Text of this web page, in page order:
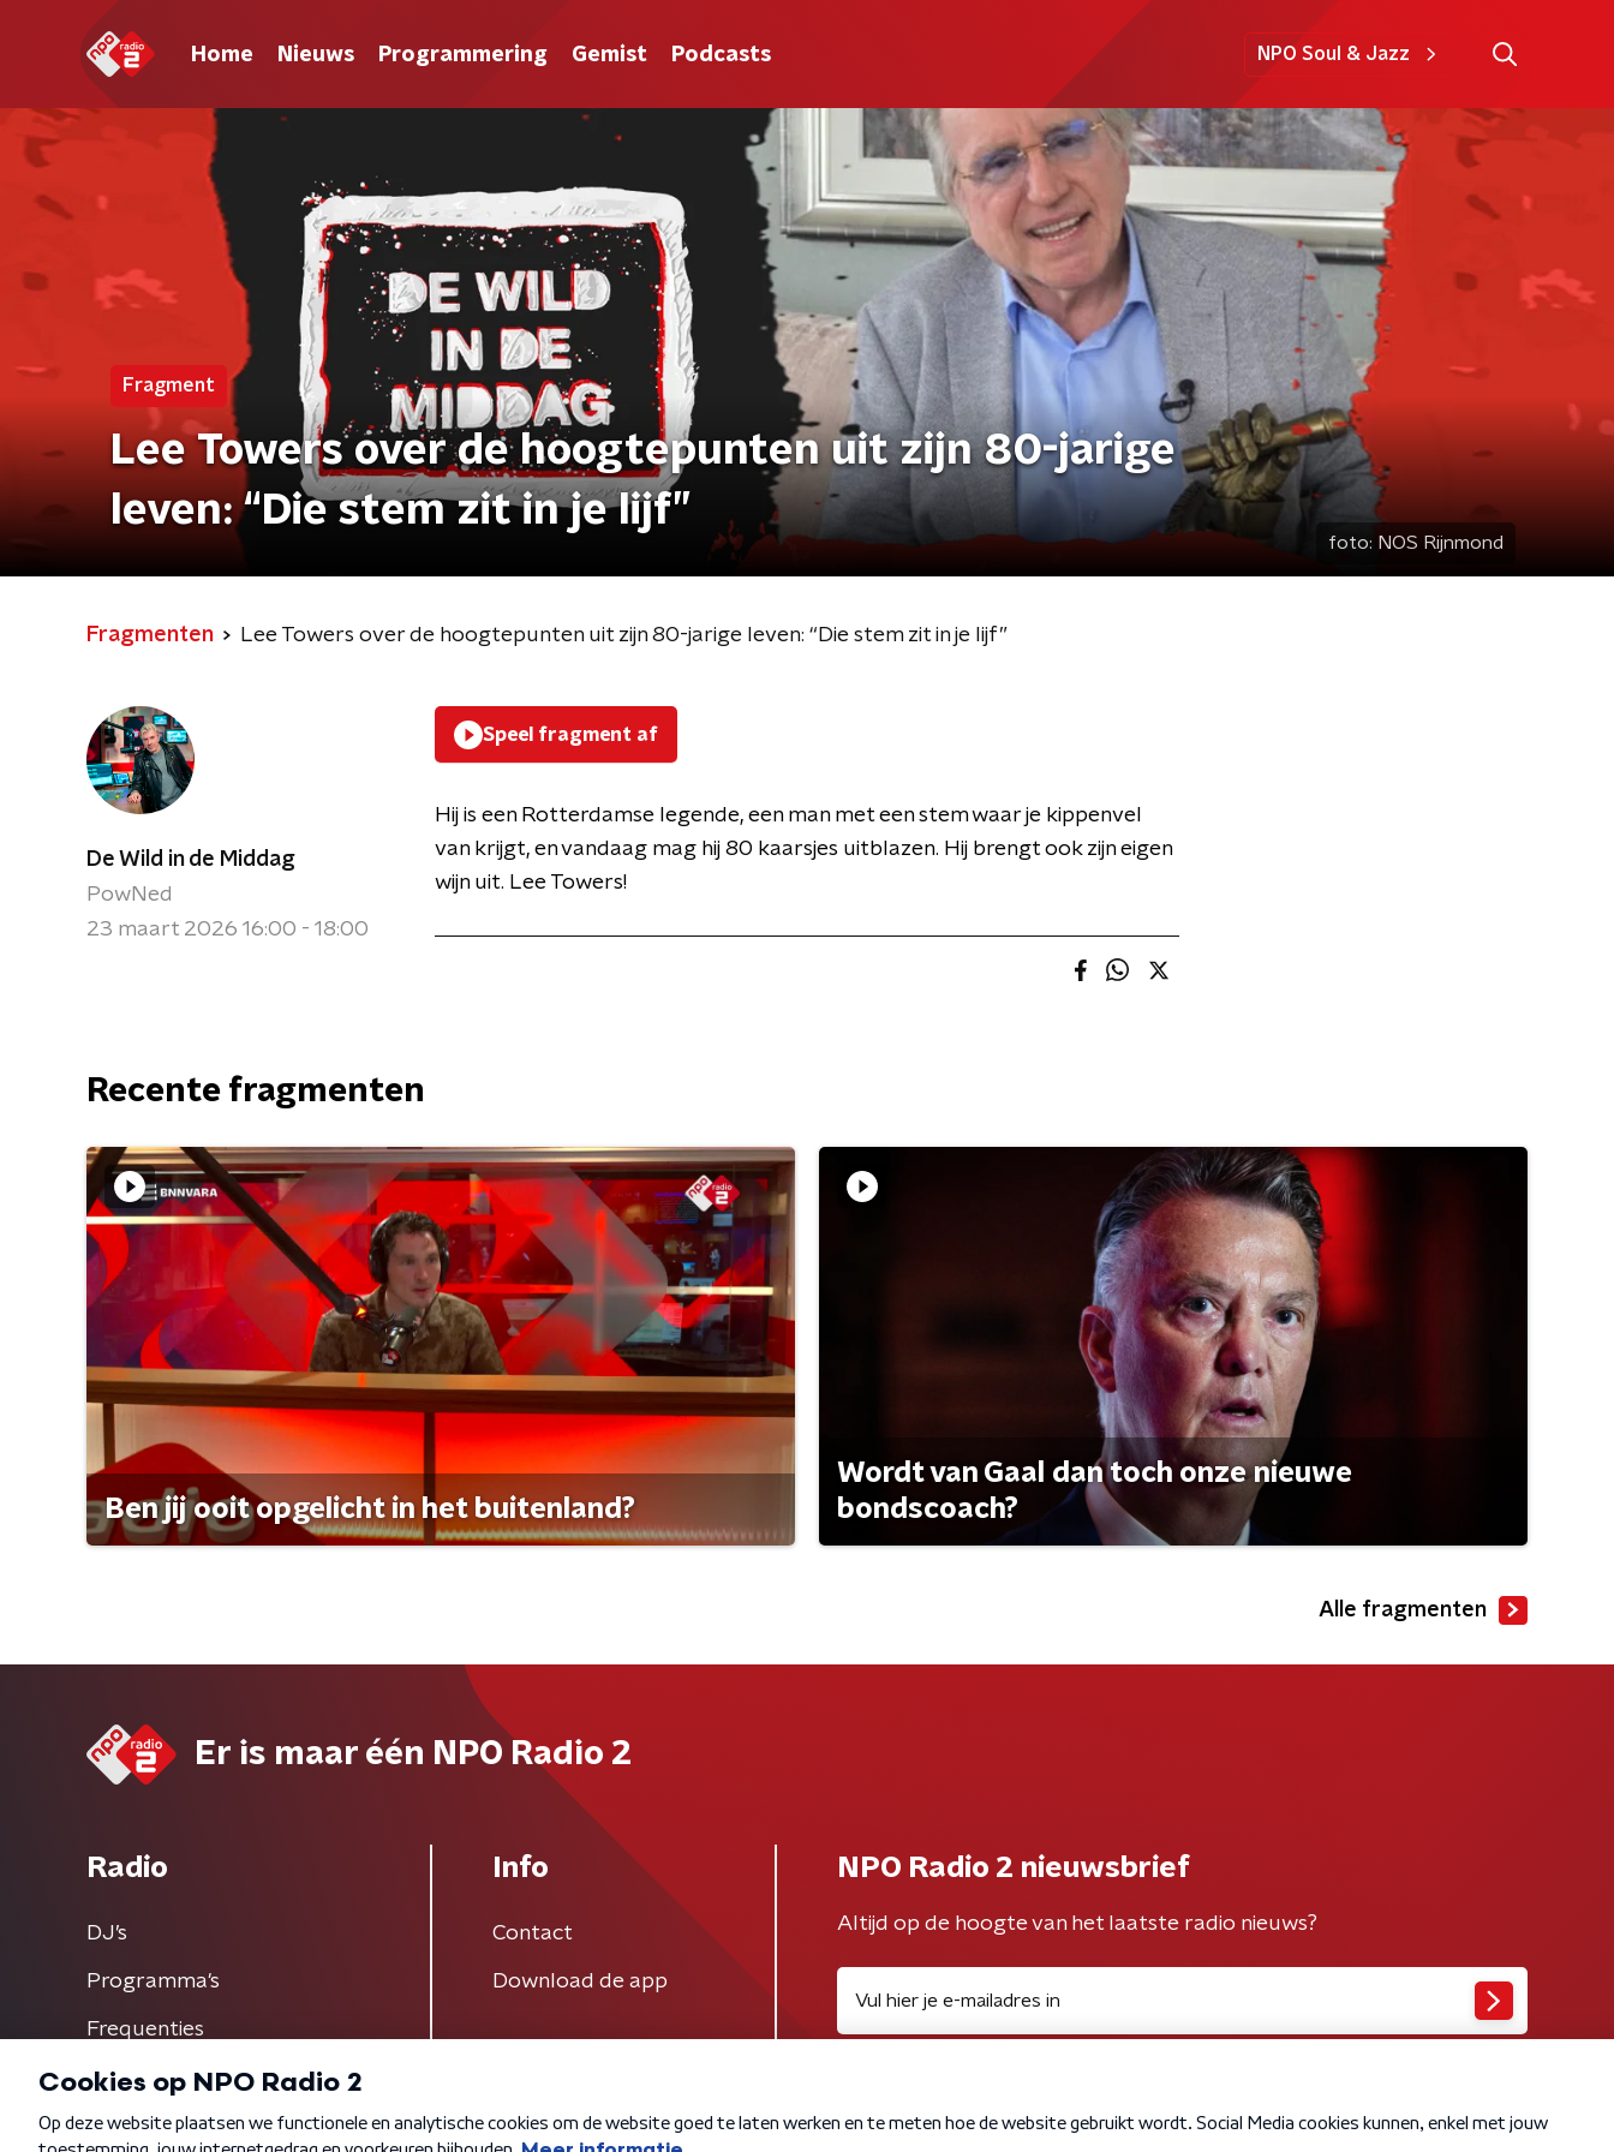
Home Nieuws Programmering Gemist Podcasts NPO Soul & Jazz
Fragment
Lee Towers over de hoogtepunten uit zijn 80-jarige
leven: “Die stem zit in je lijf”
foto: NOS Rijnmond
Fragmenten Lee Towers over de hoogtepunten uit zijn 80-jarige leven: “Die stem zit in je lijf”
De Wild in de Middag
PowNed
23 maart 2026 16:00 - 18:00
Speel fragment af
Hij is een Rotterdamse legende, een man met een stem waar je kippenvel
van krijgt, en vandaag mag hij 80 kaarsjes uitblazen. Hij brengt ook zijn eigen
wijn uit. Lee Towers!
Recente fragmenten
Ben jij ooit opgelicht in het buitenland?
Wordt van Gaal dan toch onze nieuwe
bondscoach?
Alle fragmenten
Er is maar één NPO Radio 2
Radio
DJ’s
Programma's
Frequenties
Info
Contact
Download de app
NPO Radio 2 nieuwsbrief
Altijd op de hoogte van het laatste radio nieuws?